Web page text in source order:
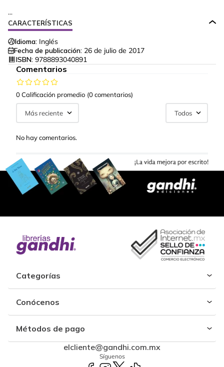
...
CARACTERÍSTICAS
Idioma: Inglés
Fecha de publicación: 26 de julio de 2017
ISBN: 9788893040891
Comentarios
0 Calificación promedio (0 comentarios)
Más reciente Todos
No hay comentarios.
Categorías
Conócenos
Métodos de pago
elcliente@gandhi.com.mx
Síguenos